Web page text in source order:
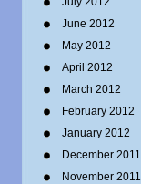
June 2012
May 2012
April 2012
March 2012
February 2012
January 2012
December 2011
November 2011